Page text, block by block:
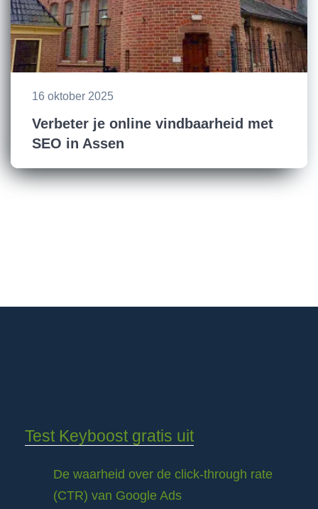
16 oktober 2025
Verbeter je online vindbaarheid met
SEO in Assen
Test Keyboost gratis uit
De waarheid over de click-through rate
(CTR) van Google Ads